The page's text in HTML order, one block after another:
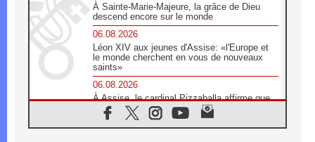
À Sainte-Marie-Majeure, la grâce de Dieu
descend encore sur le monde
06.08.2026
Léon XIV aux jeunes d'Assise: «l'Europe et
le monde cherchent en vous de nouveaux
saints»
06.08.2026
À Assise, le cardinal Pizzaballa affirme que
«les chrétiens veulent la paix»
06.08.2026